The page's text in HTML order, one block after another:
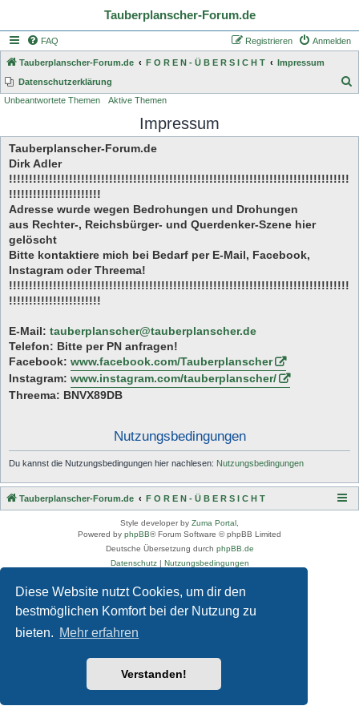
Diese Website nutzt Cookies, um dir den
bestmöglichen Komfort bei der Nutzung zu
bieten. Mehr erfahren
Verstanden!
Tauberplanscher-Forum.de
FAQ Anmelden
Registrieren
Tauberplanscher-Forum.de F O R E N - Ü B E R S I C H T
Impressum
Datenschutzerklärung
h
Unbeantwortete Themen Aktive Themen
Impressum
Tauberplanscher-Forum.de
Dirk Adler
!!!!!!!!!!!!!!!!!!!!!!!!!!!!!!!!!!!!!!!!!!!!!!!!!!!!!!!!!!!!!!!!!!!!!!!!!!!!!!!!!!!!!
!!!!!!!!!!!!!!!!!!!!!!!
Adresse wurde wegen Bedrohungen und Drohungen
aus Rechter-, Reichsbürger- und Querdenker-Szene hier
gelöscht
Bitte kontaktiere mich bei Bedarf per E-Mail, Facebook,
Instagram oder Threema!
!!!!!!!!!!!!!!!!!!!!!!!!!!!!!!!!!!!!!!!!!!!!!!!!!!!!!!!!!!!!!!!!!!!!!!!!!!!!!!!!!!!!!
!!!!!!!!!!!!!!!!!!!!!!!
E-Mail: tauberplanscher@tauberplanscher.de
Telefon: Bitte per PN anfragen!
Facebook: www.facebook.com/Tauberplanscher
Instagram: www.instagram.com/tauberplanscher/
Threema: BNVX89DB
Nutzungsbedingungen
Du kannst die Nutzungsbedingungen hier nachlesen: Nutzungsbedingungen
Tauberplanscher-Forum.de F O R E N - Ü B E R S I C H T
Style developer by Zuma Portal
Powered by phpBB® Forum Software © phpBB Limited
Deutsche Übersetzung durch phpBB.de
Datenschutz| Nutzungsbedingungen